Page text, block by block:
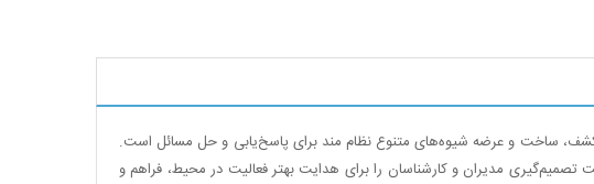
کشف، ساخت و عرضه شیوههای متنوع نظام مند برای پاسخیابی و حل مسائل است.
تصمیمگیری مدیران و کارشناسان را برای هدایت بهتر فعالیت در محیط، فراهم و